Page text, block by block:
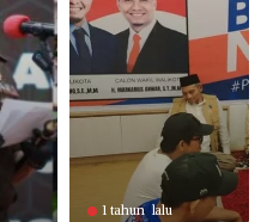
1 tahun lalu